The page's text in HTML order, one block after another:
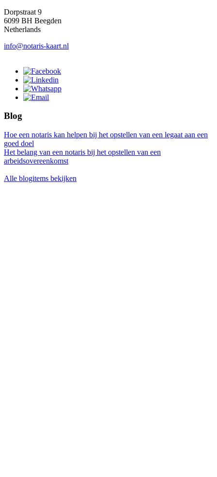
Dorpstraat 9
6099 BH Beegden
Netherlands
info@notaris-kaart.nl
Blog
Hoe een notaris kan helpen bij het opstellen van een legaat aan een
goed doel
Het belang van een notaris bij het opstellen van een
arbeidsovereenkomst
Alle blogitems bekijken